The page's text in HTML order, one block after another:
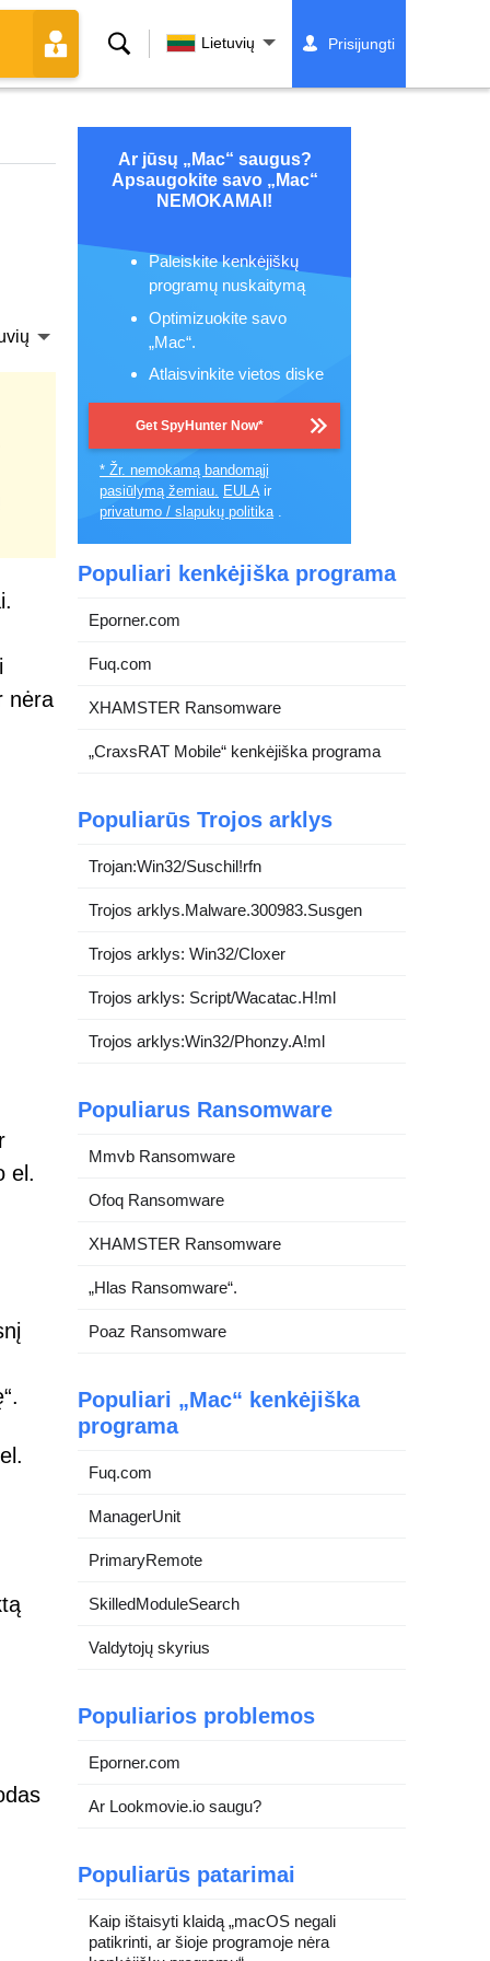
Paieška Lietuvių Prisijungti
nėra
el.
Ar jūsų „Mac“ saugus?
Apsaugokite savo „Mac“
NEMOKAMAI!
Paleiskite kenkėjiškų
programų nuskaitymą
Optimizuokite savo
„Mac“.
Atlaisvinkite vietos diske
Get SpyHunter Now*
* Žr. nemokamą bandomąjį
pasiūlymą žemiau. EULAir
privatumo / slapukų politika.
Populiari kenkėjiška programa
Eporner.com
Fuq.com
XHAMSTER Ransomware
„CraxsRAT Mobile“ kenkėjiška programa
Populiarūs Trojos arklys
Trojan:Win32/Suschil!rfn
Trojos arklys.Malware.300983.Susgen
Trojos arklys: Win32/Cloxer
Trojos arklys: Script/Wacatac.H!ml
Trojos arklys:Win32/Phonzy.A!ml
Populiarus Ransomware
Mmvb Ransomware
Ofoq Ransomware
XHAMSTER Ransomware
„Hlas Ransomware“.
Poaz Ransomware
Populiari „Mac“ kenkėjiška
programa
Fuq.com
ManagerUnit
PrimaryRemote
SkilledModuleSearch
Valdytojų skyrius
Populiarios problemos
Eporner.com
Ar Lookmovie.io saugu?
Populiarūs patarimai
Kaip ištaisyti klaidą „macOS negali
patikrinti, ar šioje programoje nėra